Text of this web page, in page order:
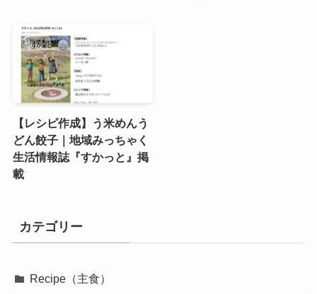
【レシピ作成】う米めんう
どん餃子｜地域みっちゃく
生活情報誌『すかっと』掲
載
カテゴリー
Recipe（主食）